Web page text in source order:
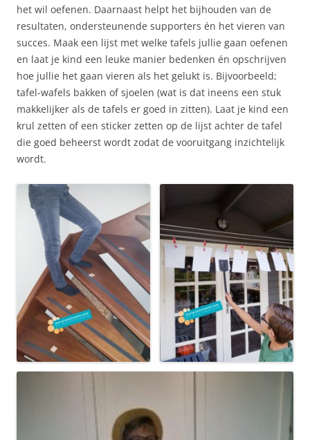
het wil oefenen. Daarnaast helpt het bijhouden van de
resultaten, ondersteunende supporters én het vieren van
succes. Maak een lijst met welke tafels jullie gaan oefenen
en laat je kind een leuke manier bedenken én opschrijven
hoe jullie het gaan vieren als het gelukt is. Bijvoorbeeld;
tafel-wafels bakken of sjoelen (wat is dat ineens een stuk
makkelijker als de tafels er goed in zitten). Laat je kind een
krul zetten of een sticker zetten op de lijst achter de tafel
die goed beheerst wordt zodat de vooruitgang inzichtelijk
wordt.